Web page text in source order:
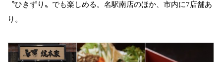
〝ひきずり〟でも楽しめる。名駅南店のほか、市内に7店舗あ
り。